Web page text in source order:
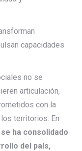
capacidades
no se
articulación,
con la
territorios. En
ha consolidado
del país,